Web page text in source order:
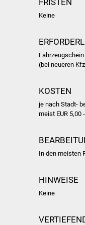
Keine
(bei neueren
KOSTEN
je nach Stadt-
meist EUR 5,00
In den meisten
HINWEISE
Keine